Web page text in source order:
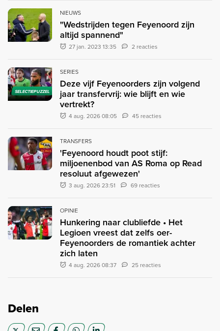
NIEUWS
"Wedstrijden tegen Feyenoord zijn
altijd spannend"
27 jan. 2023 13:35 2 reacties
SELECTIEPUZZEL
SERIES
Deze vijf Feyenoorders zijn volgend
jaar transfervrij: wie blijft en wie
vertrekt?
4 aug. 2026 08:05 45 reacties
TRANSFERS
'Feyenoord houdt poot stijf:
miljoenenbod van AS Roma op Read
resoluut afgewezen'
3 aug. 2026 23:51 69 reacties
OPINIE
Hunkering naar clubliefde • Het
Legioen vreest dat zelfs oer-
Feyenoorders de romantiek achter
zich laten
4 aug. 2026 08:37 25 reacties
Delen